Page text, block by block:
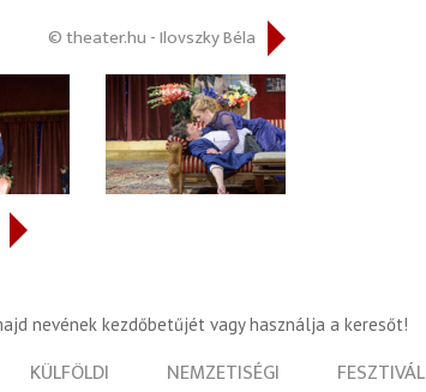
© theater.hu - Ilovszky Béla
nevének kezdőbetűjét vagy használja a keresőt!
KÜLFÖLDI NEMZETISÉGI FESZTIVÁL